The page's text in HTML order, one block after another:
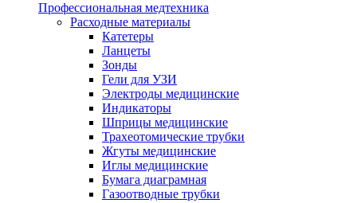
Профессиональная медтехника
Расходные материалы
Катетеры
Ланцеты
Зонды
Гели для УЗИ
Электроды медицинские
Индикаторы
Шприцы медицинские
Трахеотомические трубки
Жгуты медицинские
Иглы медицинские
Бумага диаграмная
Газоотводные трубки